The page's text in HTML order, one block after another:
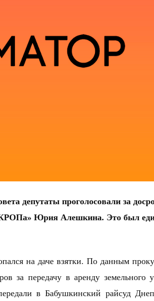
депутаты проголосовали за
Юрия Алешкина. Это был
на даче взятки. По данным
за передачу в аренду земельного
в Бабушкинский райсуд